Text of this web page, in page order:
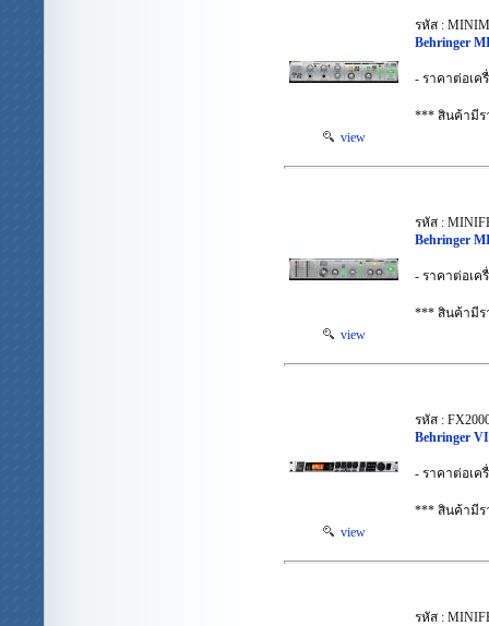
view
รหัส :
Behringer
- ราคาต่อเค
*** สินค้ามีร
view
รหัส :
Behringer
- ราคาต่อเค
*** สินค้ามีร
view
รหัส :
Behringer
- ราคาต่อเค
*** สินค้ามีร
รหัส :